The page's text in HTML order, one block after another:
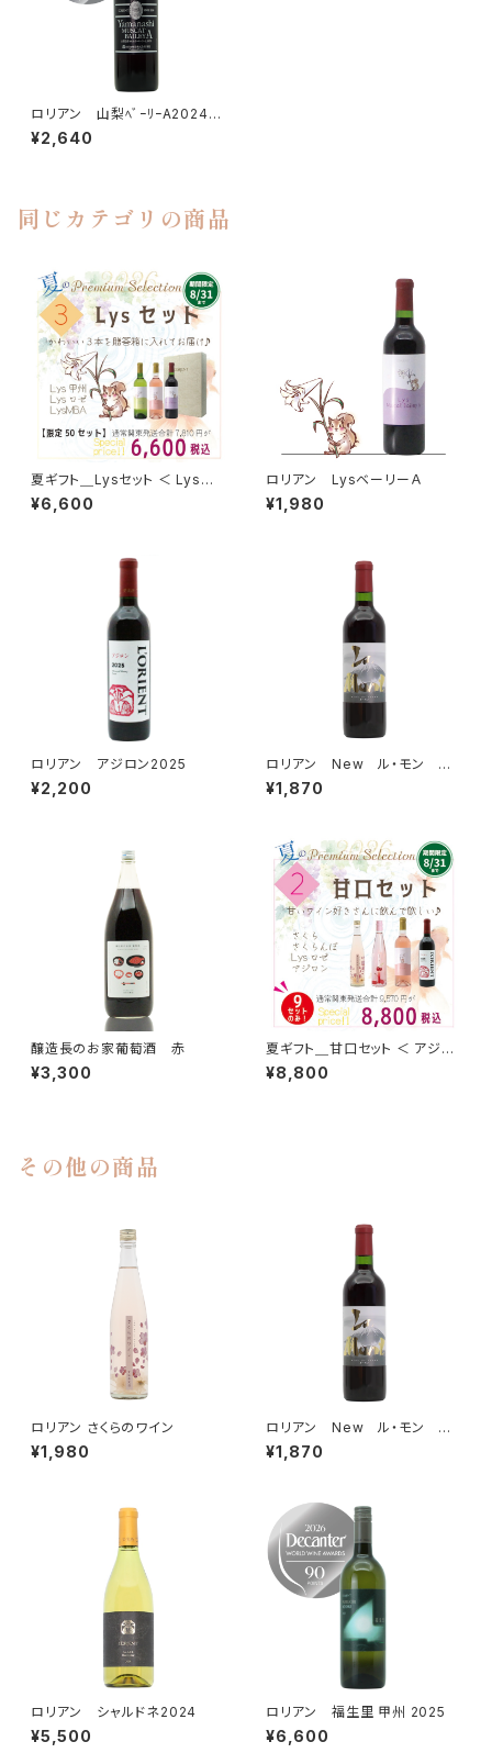
ロリアン 山梨ﾍﾞｰﾘｰA2024
昼めし旅 で紹介された赤ワイ
ン！の新ヴィンテージ
¥2,640
同じカテゴリの商品
夏ギフト＿Lysセット ＜ Lys甲
州 × Lysロゼ × LysベーリーA
＞
¥6,600
ロリアン LysベーリーＡ
¥1,980
ロリアン アジロン2025
¥2,200
ロリアン New ル・モン ＜
赤＞ 720ml
¥1,870
醸造長のお家葡萄酒 赤
¥3,300
夏ギフト＿甘口セット ＜ アジロ
ン2025 × Lysロゼ × さくらの
ワイン × さくらんぼのワイン ＞
¥8,800
その他の商品
ロリアン さくらのワイン
¥1,980
ロリアン New ル・モン ＜
赤＞ 720ml
¥1,870
ロリアン シャルドネ2024
¥5,500
ロリアン 福生里 甲州 2025
¥6,600